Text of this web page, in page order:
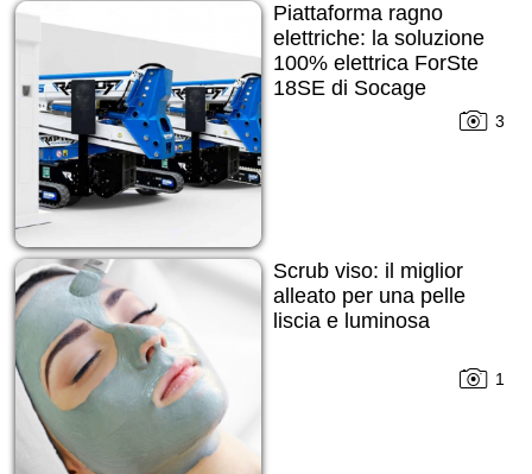
Piattaforma ragno
elettriche: la soluzione
100% elettrica ForSte
18SE di Socage
3
Scrub viso: il miglior
alleato per una pelle
liscia e luminosa
1